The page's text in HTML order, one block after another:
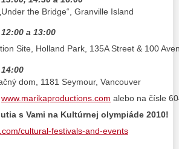
the Bridge“, Granville Island
a 13:00
Site, Holland Park, 135A Street & 100
dom, 1181 Seymour, Vancouver
www.marikaproductions.com alebo na čísle
s Vami na Kultúrnej olympiáde 2010!
cultural-festivals-and-events